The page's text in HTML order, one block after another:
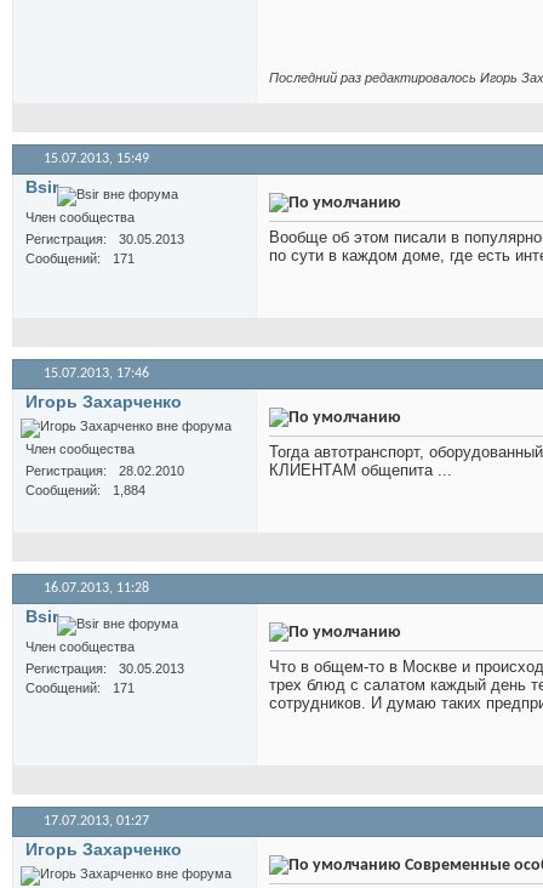
Последний раз редактировалось Игорь
15.07.2013, 15:49
Bsir
Член сообщества
Регистрация
30.05.2013
Сообщений
171
Вообще об этом писали в
по сути в каждом доме, где есть
15.07.2013, 17:46
Игорь Захарченко
Член сообщества
Регистрация
28.02.2010
Сообщений
1,884
Тогда автотранспорт,
КЛИЕНТАМ общепита ...
16.07.2013, 11:28
Bsir
Член сообщества
Регистрация
30.05.2013
Сообщений
171
Что в общем-то в Москве и
трех блюд с салатом каждый день
сотрудников. И думаю таких
17.07.2013, 01:27
Игорь Захарченко
Современные